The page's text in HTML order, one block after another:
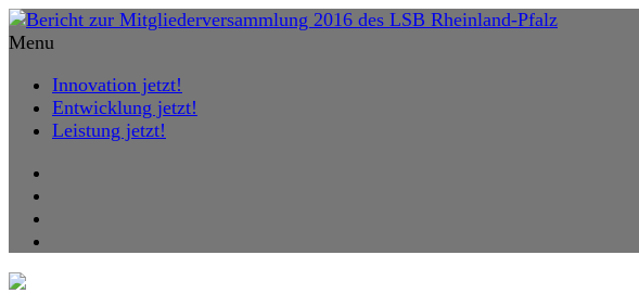
Menu
Innovation jetzt!
Entwicklung jetzt!
Leistung jetzt!